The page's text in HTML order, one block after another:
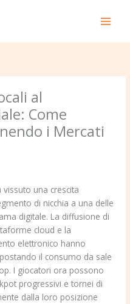
al
Come
i Mercati
vissuto una crescita
di nicchia a una delle
digitale. La diffusione di
cloud e la
elettronico hanno
il consumo da sale
I giocatori ora possono
progressivi e tornei di
dalla loro posizione